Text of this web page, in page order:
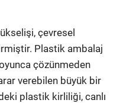
çevresel
Plastik ambalaj
çözünmeden
verebilen büyük bir
plastik kirliliği, canlı